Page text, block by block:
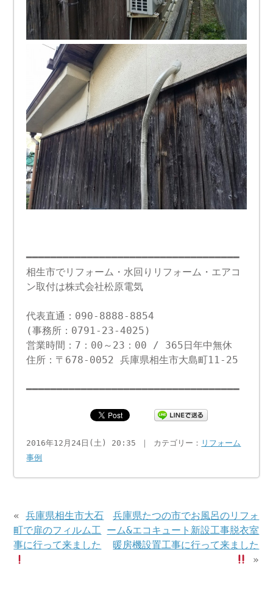
━━━━━━━━━━━━━━━━━━━━━━━━━━━━━━━━━━━
相生市でリフォーム・水回りリフォーム・エアコ
ン取付は株式会社松原電気
代表直通：090-8888-8854
(事務所：0791-23-4025)
営業時間：7：00～23：00 / 365日年中無休
住所：〒678-0052 兵庫県相生市大島町11-25
━━━━━━━━━━━━━━━━━━━━━━━━━━━━━━━━━━━
2016年12月24日(土) 20:35 ｜ カテゴリー： リフォーム
事例
«兵庫県相生市大石
町で扉のフィルム工
事に行って来ました
兵庫県たつの市でお風呂のリフォ
ーム&エコキュート新設工事脱衣室
暖房機設置工事に行って来ました
»